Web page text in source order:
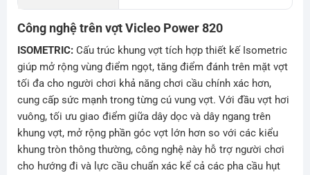
Công nghệ trên vợt Vicleo Power 820
ISOMETRIC:Cấu trúc khung vợt tích hợp thiết kế Isometric
giúp mở rộng vùng điểm ngọt, tăng điểm đánh trên mặt vợt
tối đa cho người chơi khả năng chơi cầu chính xác hơn,
cung cấp sức mạnh trong từng cú vung vợt. Với đầu vợt hơi
vuông, tối ưu giao điểm giữa dây dọc và dây ngang trên
khung vợt, mở rộng phần góc vợt lớn hơn so với các kiểu
khung tròn thông thường, công nghệ này hỗ trợ người chơi
cho hướng đi và lực cầu chuẩn xác kể cả các pha cầu hụt